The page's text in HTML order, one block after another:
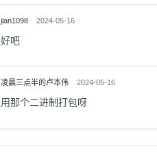
jian1098 2024-05-16
好吧
凌晨三点半的卢本伟 2024-05-16
用那个二进制打包呀